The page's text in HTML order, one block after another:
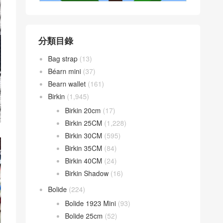
分類目錄
Bag strap (13)
Béarn mini (37)
Bearn wallet (161)
Birkin (1,945)
Birkin 20cm (17)
Birkin 25CM (1,228)
Birkin 30CM (595)
Birkin 35CM (84)
Birkin 40CM (24)
Birkin Shadow (16)
Bolide (224)
Bolide 1923 Mini (93)
Bolide 25cm (52)